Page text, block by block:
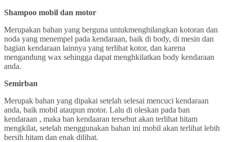
Shampoo mobil dan motor
Merupakan bahan yang berguna untukmenghilangkan kotoran dan
noda yang menempel pada kendaraan, baik di body, di mesin dan
bagian kendaraan lainnya yang terlihat kotor, dan karena
mengandung wax sehingga dapat menghkilatkan body kendaraan
anda.
Semirban
Merupak bahan yang dipakai setelah selesai mencuci kendaraan
anda, baik mobil ataupun motor. Lalu di oleskan pada ban
kendaraan , maka ban kendaaran tersebut akan terlihat hitam
mengkilat, setelah menggunakan bahan ini mobil akan terlihat lebih
bersih hitam dan enak dilihat.